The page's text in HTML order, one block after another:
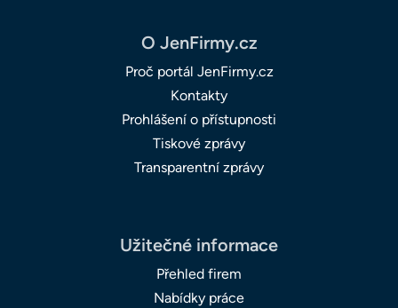
O JenFirmy.cz
Proč portál JenFirmy.cz
Kontakty
Prohlášení o přístupnosti
Tiskové zprávy
Transparentní zprávy
Užitečné informace
Přehled firem
Nabídky práce